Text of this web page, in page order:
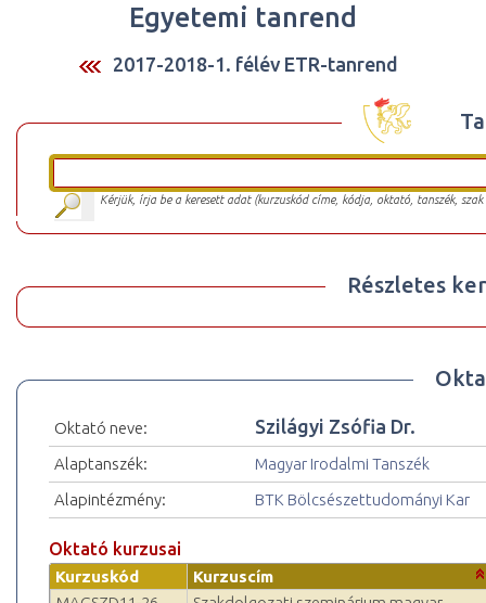
Egyetemi tanrend
2017-2018-1. félév ETR-tanrend
Kérjük, írja be a keresett adat (kurzuskód címe, kódja, oktató, tanszék,
Részletes
Oktató neve: Szilágyi Zsófia Dr.
Alaptanszék:
Magyar Irodalmi Tanszék
Alapintézmény:
BTK Bölcsészettudományi Kar
Oktató kurzusai
Kurzuskód
Kurzuscím